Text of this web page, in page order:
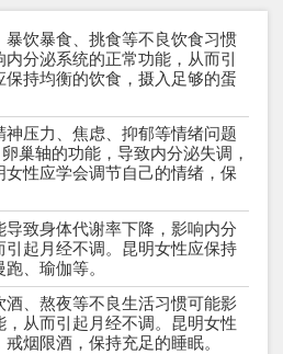
暴饮暴食、挑食等不良饮食习惯
分泌系统的正常功能，从而引
持均衡的饮食，摄入足够的蛋
神压力、焦虑、抑郁等情绪问题
巢轴的功能，导致内分泌失调，
性应学会调节自己的情绪，保
导致身体代谢率下降，影响内分
起月经不调。昆明女性应保持
、瑜伽等。
酒、熬夜等不良生活习惯可能影
从而引起月经不调。昆明女性
烟限酒，保持充足的睡眠。